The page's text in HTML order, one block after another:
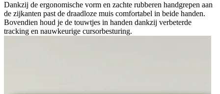
Dankzij de ergonomische vorm en zachte rubberen handgrepen aan
de zijkanten past de draadloze muis comfortabel in beide handen.
Bovendien houd je de touwtjes in handen dankzij verbeterde
tracking en nauwkeurige cursorbesturing.